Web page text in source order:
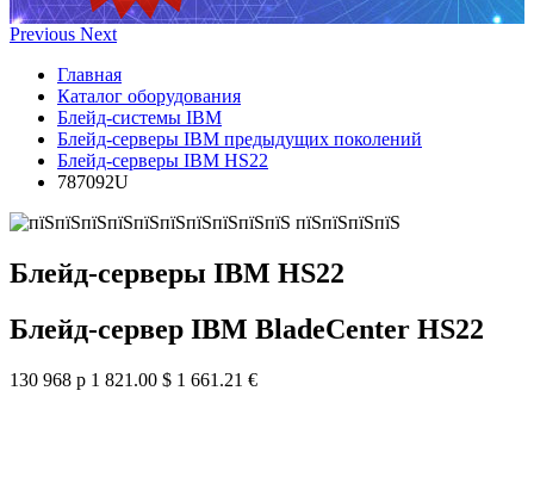
Previous Next
Главная
Каталог оборудования
Блейд-системы IBM
Блейд-серверы IBM предыдущих поколений
Блейд-серверы IBM HS22
787092U
Блейд-серверы IBM HS22
Блейд-сервер IBM BladeCenter HS22
130 968 р 1 821.00 $ 1 661.21 €